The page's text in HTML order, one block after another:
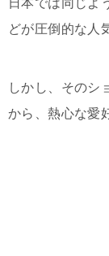
日本では同じよ
どが圧倒的な人
しかし、そのシ
から、熱心な愛